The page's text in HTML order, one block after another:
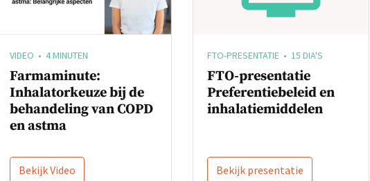
VIDEO • 4 MINUTEN
Farmaminute:
Inhalatorkeuze bij de
behandeling van COPD
en astma
Bekijk Video
FTO-PRESENTATIE • 15 DIA'S
FTO-presentatie
Preferentiebeleid en
inhalatiemiddelen
Bekijk presentatie